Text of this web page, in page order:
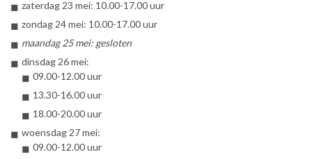
zaterdag 23 mei: 10.00-17.00 uur
zondag 24 mei: 10.00-17.00 uur
maandag 25 mei: gesloten
dinsdag 26 mei:
09.00-12.00 uur
13.30-16.00 uur
18.00-20.00 uur
woensdag 27 mei:
09.00-12.00 uur